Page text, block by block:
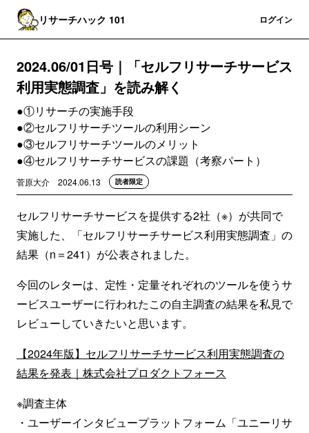
リサーチハック 101 ログイン
2024.06/01日号｜「セルフリサーチサービス
利用実態調査」を読み解く
●①リサーチの実施手段
●②セルフリサーチツールの利用シーン
●③セルフリサーチツールのメリット
●④セルフリサーチサービスの課題（考察パート）
菅原大介 2024.06.13 読者限定
セルフリサーチサービスを提供する2社（※）が共同で
実施した、「セルフリサーチサービス利用実態調査」の
結果（n＝241）が公表されました。
今回のレターは、定性・定量それぞれのツールを使うサ
ービスユーザーに行われたこの自主調査の結果を私見で
レビューしていきたいと思います。
【2024年版】セルフリサーチサービス利用実態調査の
結果を発表｜株式会社プロダクトフォース
※調査主体
・ユーザーインタビュープラットフォーム「ユニーリサ